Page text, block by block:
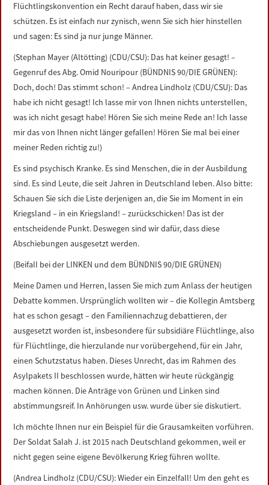
Flüchtlingskonvention ein Recht darauf haben, dass wir sie
schützen. Es ist einfach nur zynisch, wenn Sie sich hier hinstellen
und sagen: Es sind ja nur junge Männer.
(Stephan Mayer (Altötting) (CDU/CSU): Das hat keiner gesagt! –
Gegenruf des Abg. Omid Nouripour (BÜNDNIS 90/DIE GRÜNEN):
Doch, doch! Das stimmt schon! – Andrea Lindholz (CDU/CSU): Das
habe ich nicht gesagt! Ich lasse mir von Ihnen nichts unterstellen,
was ich nicht gesagt habe! Hören Sie sich meine Rede an! Ich lasse
mir das von Ihnen nicht länger gefallen! Hören Sie mal bei einer
meiner Reden richtig zu!)
Es sind psychisch Kranke. Es sind Menschen, die in der Ausbildung
sind. Es sind Leute, die seit Jahren in Deutschland leben. Also bitte:
Schauen Sie sich die Liste derjenigen an, die Sie im Moment in ein
Kriegsland – in ein Kriegsland! – zurückschicken! Das ist der
entscheidende Punkt. Deswegen sind wir dafür, dass diese
Abschiebungen ausgesetzt werden.
(Beifall bei der LINKEN und dem BÜNDNIS 90/DIE GRÜNEN)
Meine Damen und Herren, lassen Sie mich zum Anlass der heutigen
Debatte kommen. Ursprünglich wollten wir – die Kollegin Amtsberg
hat es schon gesagt – den Familiennachzug debattieren, der
ausgesetzt worden ist, insbesondere für subsidiäre Flüchtlinge, also
für Flüchtlinge, die hierzulande nur vorübergehend, für ein Jahr,
einen Schutzstatus haben. Dieses Unrecht, das im Rahmen des
Asylpakets II beschlossen wurde, hätten wir heute rückgängig
machen können. Die Anträge von Grünen und Linken sind
abstimmungsreif. In Anhörungen usw. wurde über sie diskutiert.
Ich möchte Ihnen nur ein Beispiel für die Grausamkeiten vorführen.
Der Soldat Salah J. ist 2015 nach Deutschland gekommen, weil er
nicht gegen seine eigene Bevölkerung Krieg führen wollte.
(Andrea Lindholz (CDU/CSU): Wieder ein Einzelfall! Um den geht es